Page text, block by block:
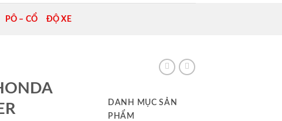
PÔ – CỔ ĐỘ XE
DANH MỤC SẢN
PHẨM